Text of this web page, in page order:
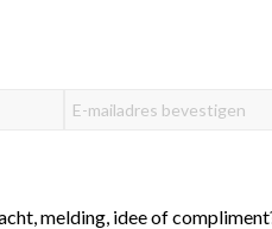
melding, idee of